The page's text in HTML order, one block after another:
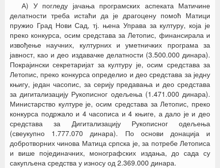
А) У погледу јачања програмских аспеката Матичине
делатности треба истаћи да је драгоцену помоћ Матици
пружио Град Нови Сад, тј. њена Управа за културу, која је
преко конкурса, осим средстава за Летопис, финансирала и
извођење научних, културних и уметничких програма за
јавност, као и део издавачке делатности (3.500.000 динара).
Покрајински секретаријат за културу је, осим средстава за
Летопис, преко конкурса определио и део средстава за једну
књигу, један часопис, за серију предавања и део средстава
за дигитализацију Рукописног одељења (1.471.000 динара).
Министарство културе је, осим средстава за Летопис, преко
конкурса подржало и 4 часописа и 4 књиге, а дало је и део
средстава за Дигитализацију Рукописног одељења
(свеукупно 1.777.070 динара). По основи донација и
добротворних чинова Матица српска је, за потребе Летописа
и више појединачних, монографских издања, до сада су
сакупљена средства у износу од 2.369.000 динара.